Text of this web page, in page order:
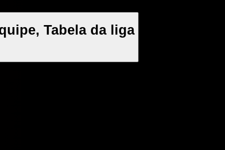
Tabela da liga